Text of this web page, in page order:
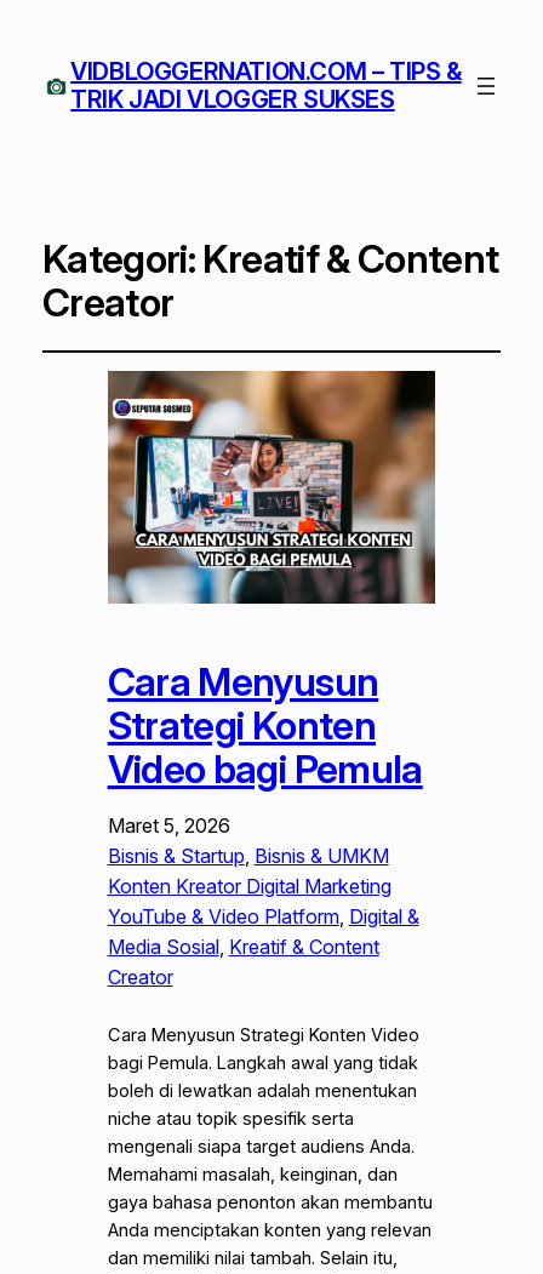
VIDBLOGGERNATION.COM – TIPS &
TRIK JADI VLOGGER SUKSES
Kategori: Kreatif & Content
Creator
Cara Menyusun
Strategi Konten
Video bagi Pemula
Maret 5, 2026
Bisnis & Startup, Bisnis & UMKM
Konten Kreator Digital Marketing
YouTube & Video Platform, Digital &
Media Sosial, Kreatif & Content
Creator
Cara Menyusun Strategi Konten Video
bagi Pemula. Langkah awal yang tidak
boleh di lewatkan adalah menentukan
niche atau topik spesifik serta
mengenali siapa target audiens Anda.
Memahami masalah, keinginan, dan
gaya bahasa penonton akan membantu
Anda menciptakan konten yang relevan
dan memiliki nilai tambah. Selain itu,